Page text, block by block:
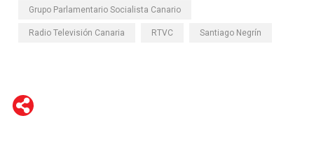
Grupo Parlamentario Socialista Canario
Radio Televisión Canaria RTVC Santiago Negrín